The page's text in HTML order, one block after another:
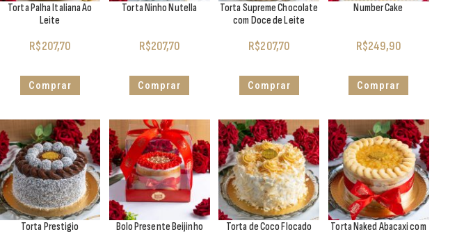
Torta Palha Italiana Ao
Leite
R$207,70
Comprar
Torta Ninho Nutella
R$207,70
Comprar
Torta Supreme Chocolate
com Doce de Leite
R$207,70
Comprar
Number Cake
R$249,90
Comprar
Torta Prestigio Bolo Presente Beijinho
Torta de Coco Flocado
Torta Naked Abacaxi com